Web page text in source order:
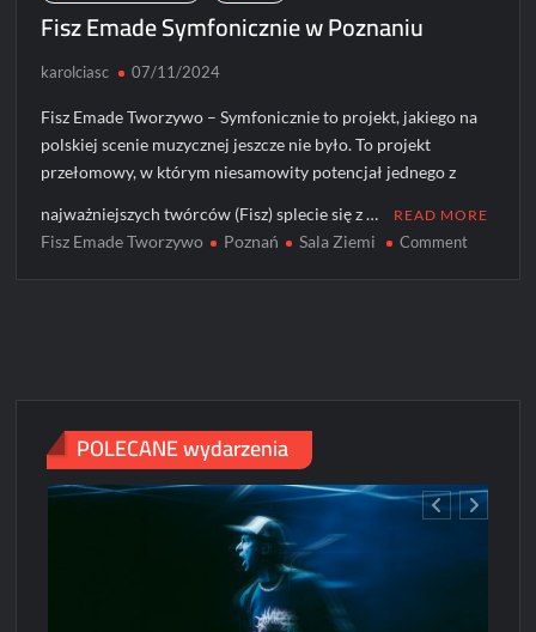
Fisz Emade Symfonicznie w Poznaniu
karolciasc 07/11/2024
Fisz Emade Tworzywo – Symfonicznie to projekt, jakiego na
polskiej scenie muzycznej jeszcze nie było. To projekt
przełomowy, w którym niesamowity potencjał jednego z
najważniejszych twórców (Fisz) splecie się z … READ MORE
Fisz Emade Tworzywo Poznań Sala Ziemi Commenton
POLECANE wydarzenia